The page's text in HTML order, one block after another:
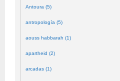
Antoura (5)
antropología (5)
aouss habbarah (1)
apartheid (2)
arcadas (1)